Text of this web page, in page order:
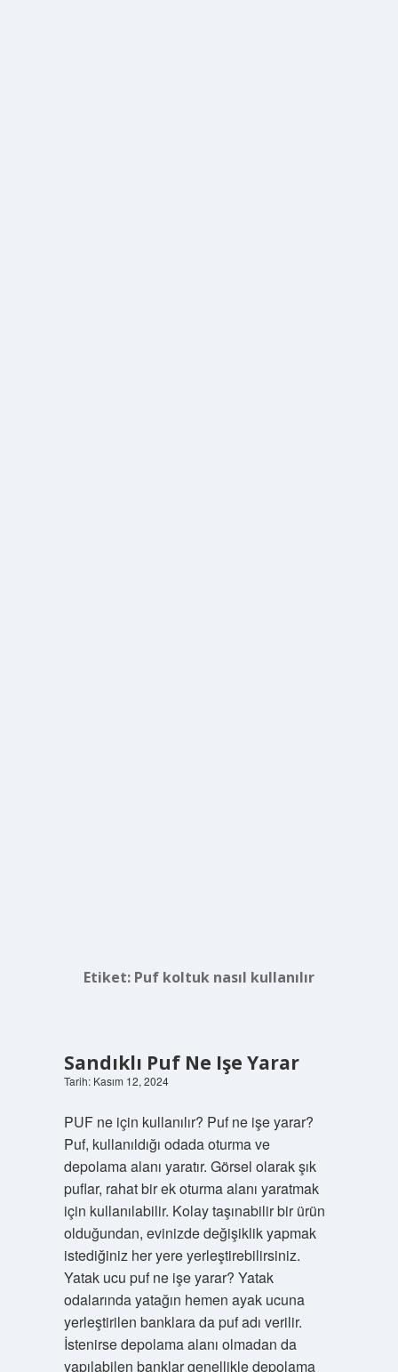
Etiket: Puf koltuk nasıl kullanılır
Sandıklı Puf Ne Işe Yarar
Tarih: Kasım 12, 2024
PUF ne için kullanılır? Puf ne işe yarar?
Puf, kullanıldığı odada oturma ve
depolama alanı yaratır. Görsel olarak şık
puflar, rahat bir ek oturma alanı yaratmak
için kullanılabilir. Kolay taşınabilir bir ürün
olduğundan, evinizde değişiklik yapmak
istediğiniz her yere yerleştirebilirsiniz.
Yatak ucu puf ne işe yarar? Yatak
odalarında yatağın hemen ayak ucuna
yerleştirilen banklara da puf adı verilir.
İstenirse depolama alanı olmadan da
yapılabilen banklar genellikle depolama